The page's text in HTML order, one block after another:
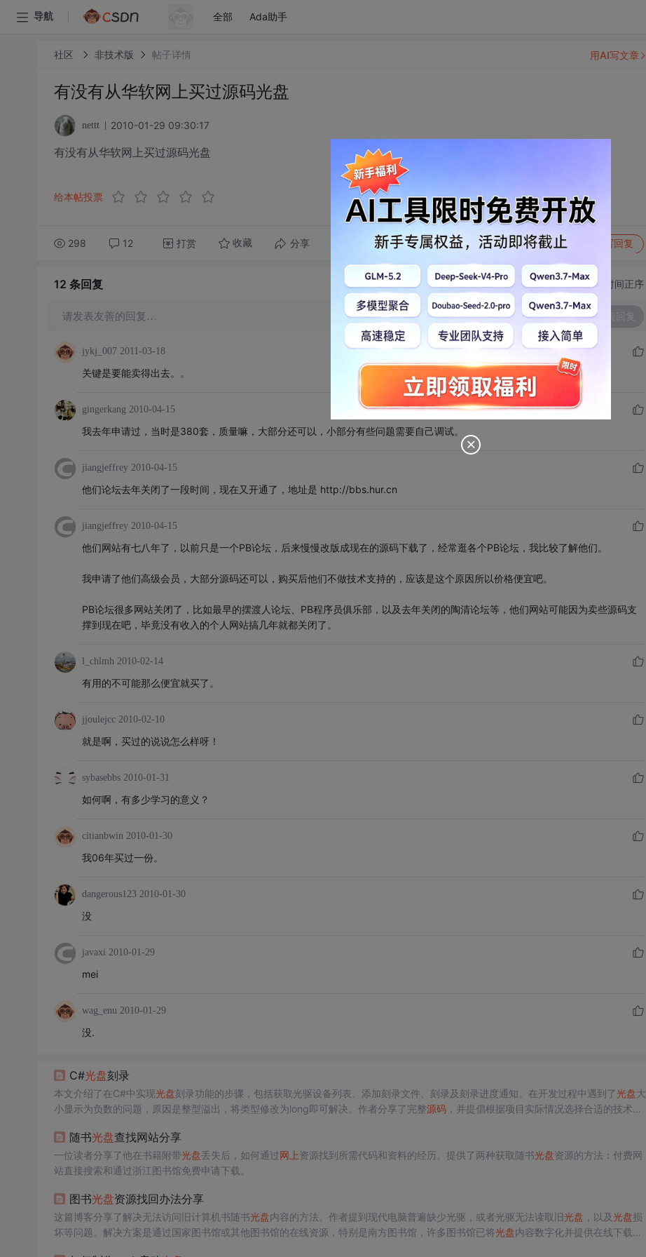
导航 全部 Ada助手
社区 非技术版 帖子详情
有没有从华软网上买过源码光盘
nettt 2010-01-29 09:30:17
有没有从华软网上买过源码光盘
给本帖投票
298 12 打赏 收藏 分享 转发到动态 举报 写回复
用AI写文章
12 条回复 切换为时间正序
请发表友善的回复… 发表回复
jykj_007 2011-03-18
关键是要能卖得出去。。
gingerkang 2010-04-15
我去年申请过，当时是380套，质量嘛，大部分还可以，小部分有些问题需要自己调试。
jiangjeffrey 2010-04-15
他们论坛去年关闭了一段时间，现在又开通了，地址是 http://bbs.hur.cn
jiangjeffrey 2010-04-15
他们网站有七八年了，以前只是一个PB论坛，后来慢慢改版成现在的源码下载了，经常逛各个PB论坛，我比较了解他们。
我申请了他们高级会员，大部分源码还可以，购买后他们不做技术支持的，应该是这个原因所以价格便宜吧。
PB论坛很多网站关闭了，比如最早的摆渡人论坛、PB程序员俱乐部，以及去年关闭的陶清论坛等，他们网站可能因为卖些源码支
撑到现在吧，毕竟没有收入的个人网站搞几年就都关闭了。
l_chlmh 2010-02-14
有用的不可能那么便宜就买了。
jjoulejcc 2010-02-10
就是啊，买过的说说怎么样呀！
sybasebbs 2010-01-31
如何啊，有多少学习的意义？
citianbwin 2010-01-30
我06年买过一份。
dangerous123 2010-01-30
没
javaxi 2010-01-29
mei
wag_enu 2010-01-29
没.
C#光盘刻录
本文介绍了在C#中实现光盘刻录功能的步骤，包括获取光驱设备列表、添加刻录文件、刻录及刻录进度通知。在开发过程中遇到了光盘大
小显示为负数的问题，原因是整型溢出，将类型修改为long即可解决。作者分享了完整源码，并提倡根据项目实际情况选择合适的技术，
随书光盘查找网站分享
一位读者分享了他在书籍附带光盘丢失后，如何通过网上资源找到所需代码和资料的经历。提供了两种获取随书光盘资源的方法：付费网
站直接搜索和通过浙江图书馆免费申请下载。
图书光盘资源找回办法分享
这篇博客分享了解决无法访问旧计算机书随书光盘内容的方法。作者提到现代电脑普遍缺少光驱，或者光驱无法读取旧光盘 ，以及光盘损
坏等问题。解决方案是通过国家图书馆或其他图书馆的在线资源，特别是南方图书馆，许多图书馆已将光盘内容数字化并提供在线下载。